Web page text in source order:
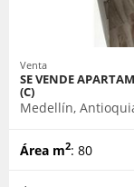
Venta
SE VENDE
(C)
Medellín,
Área m2: 80